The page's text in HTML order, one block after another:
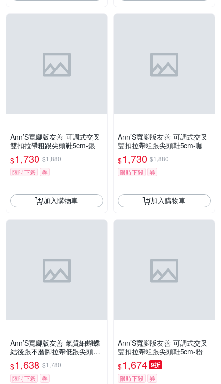
Ann’S寬腳版友善-可調式交叉
雙扣拉帶粗跟尖頭鞋5cm-銀
$1,730 $1,880
限時下殺
券
加入購物車
Ann’S寬腳版友善-可調式交叉
雙扣拉帶粗跟尖頭鞋5cm-咖
$1,730 $1,880
限時下殺
券
加入購物車
Ann’S寬腳版友善-氣質細蝴蝶
結後跟不磨腳拉帶低跟尖頭鞋
4cm-酒紅
$1,638 $1,780
限時下殺
券
Ann’S寬腳版友善-可調式交叉
雙扣拉帶粗跟尖頭鞋5cm-粉
$1,674 9折
限時下殺 券